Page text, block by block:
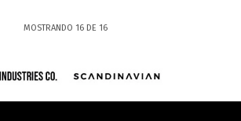
MOSTRANDO 16DE 16